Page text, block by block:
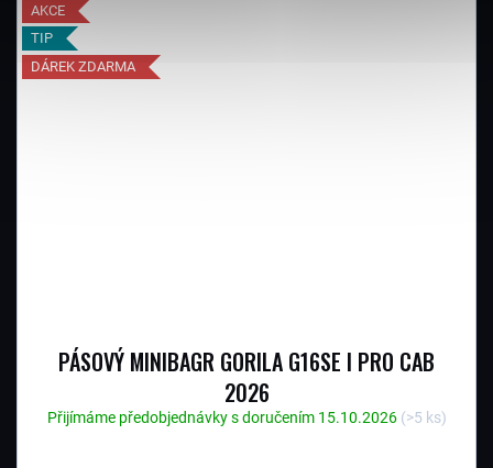
AKCE
TIP
DÁREK ZDARMA
PÁSOVÝ MINIBAGR GORILA G16SE I PRO CAB
2026
Přijímáme předobjednávky s doručením 15.10.2026 (>5 ks)